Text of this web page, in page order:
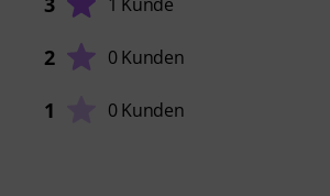
2 0 Kunden
1 0 Kunden